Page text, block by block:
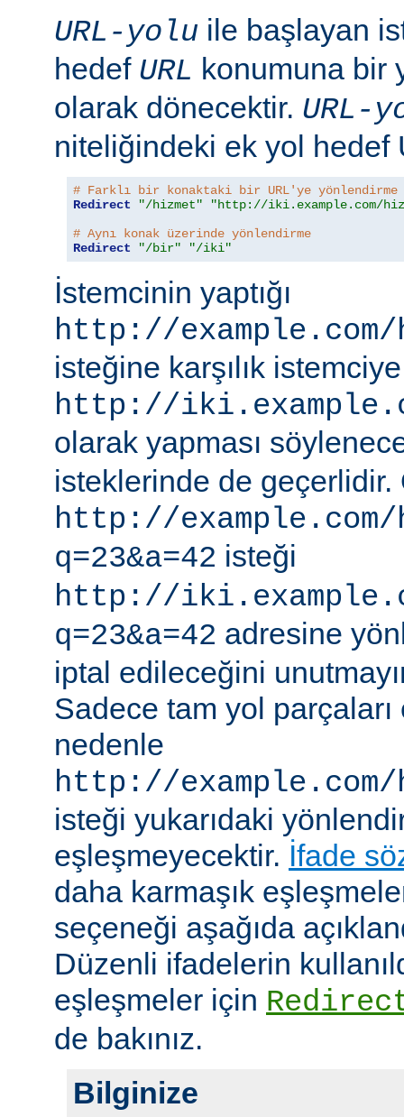
URL-yolu ile başlayan
hedef URL konumuna bir
olarak dönecektir. URL-
niteliğindeki ek yol hedef
# Farklı bir konaktaki bir URL'ye yönlendirme
Redirect
"/hizmet"
"http://iki.example.com/
# Aynı konak üzerinde yönlendirme
Redirect
"/bir" "/iki"
İstemcinin yaptığı
http://
isteğine karşılık
http://
olarak yapması
isteklerinde de geçerlidir.
http://
q=23&a=42 isteği
http://
q=23&a=42 adresine
iptal edileceğini
Sadece tam yol
nedenle
http://
isteği yukarıdaki
eşleşmeyecektir. İfade
daha karmaşık
seçeneği aşağıda
Düzenli ifadelerin
eşleşmeler için
de bakınız.
Bilginize